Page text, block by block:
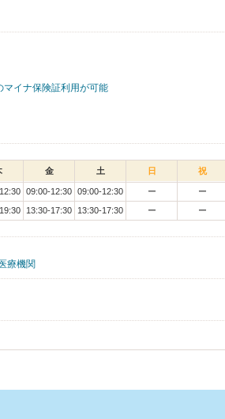
マイナ保険証利用が可能
金 土 日 祝
09:00-12:30 09:00-12:30 ー
ー
13:30-17:30 13:30-17:30 ー ー
療機関